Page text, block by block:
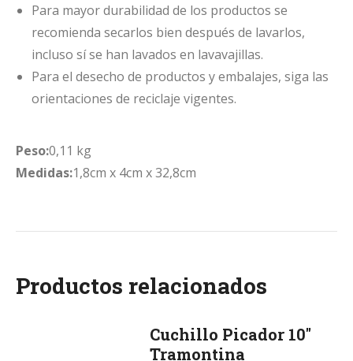
Para mayor durabilidad de los productos se
recomienda secarlos bien después de lavarlos,
incluso sí se han lavados en lavavajillas.
Para el desecho de productos y embalajes, siga las
orientaciones de reciclaje vigentes.
Peso:0,11 kg
Medidas:1,8cm x 4cm x 32,8cm
Productos relacionados
Cuchillo Picador 10"
Tramontina